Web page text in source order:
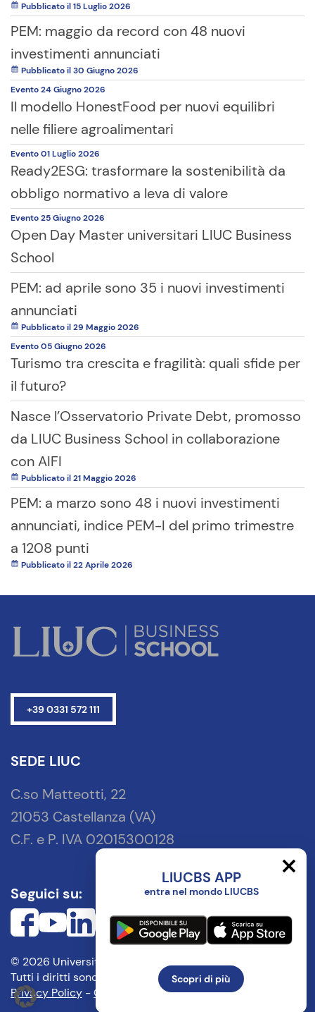
Pubblicato il 15 Luglio 2026
PEM: maggio da record con 48 nuovi
investimenti annunciati
Pubblicato il 30 Giugno 2026
Evento24 Giugno2026
Il modello HonestFood per nuovi equilibri
nelle filiere agroalimentari
Evento01 Luglio2026
Ready2ESG: trasformare la sostenibilità da
obbligo normativo a leva di valore
Evento25 Giugno2026
Open Day Master universitari LIUC Business
School
PEM: ad aprile sono 35 i nuovi investimenti
annunciati
Pubblicato il 29 Maggio 2026
Evento05 Giugno2026
Turismo tra crescita e fragilità: quali sfide per
il futuro?
Nasce l’Osservatorio Private Debt, promosso
da LIUC Business School in collaborazione
con AIFI
Pubblicato il 21 Maggio 2026
PEM: a marzo sono 48 i nuovi investimenti
annunciati, indice PEM-I del primo trimestre
a 1208 punti
Pubblicato il 22 Aprile 2026
+39 0331 572 111
SEDE LIUC
C.so Matteotti, 22
21053 Castellanza (VA)
C.F. e P. IVA 02015300128
Privacy Policy -Cookie Policy— web bycobalto.it
Seguici su:
© 2026 Università Carlo Cattaneo - LIUC
Tutti i diritti sono riservati.
LIUCBS APP
entra nel mondo LIUCBS
Scopri di più